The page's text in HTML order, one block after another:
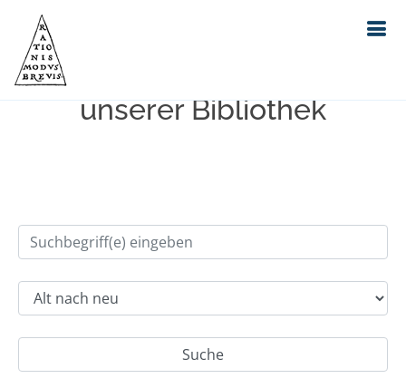
Einfache Suche im Bestand
unserer Bibliothek